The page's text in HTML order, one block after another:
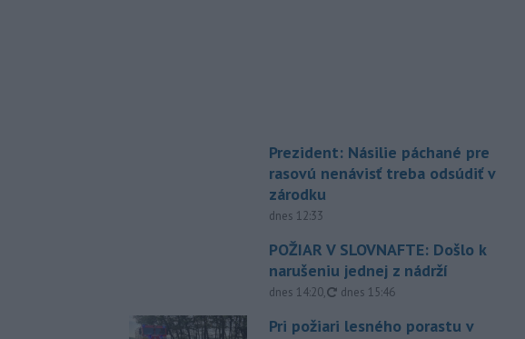
Prezident: Násilie páchané pre
rasovú nenávisť treba odsúdiť v
zárodku
dnes 12:33
POŽIAR V SLOVNAFTE: Došlo k
narušeniu jednej z nádrží
dnes 14:20, aktualizované
dnes 15:46
Pri požiari lesného porastu v